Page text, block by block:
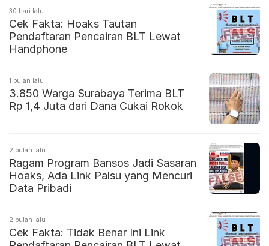
30 hari lalu
Cek Fakta: Hoaks Tautan
Pendaftaran Pencairan BLT Lewat
Handphone
1 bulan lalu
3.850 Warga Surabaya Terima BLT
Rp 1,4 Juta dari Dana Cukai Rokok
2 bulan lalu
Ragam Program Bansos Jadi Sasaran
Hoaks, Ada Link Palsu yang Mencuri
Data Pribadi
2 bulan lalu
Cek Fakta: Tidak Benar Ini Link